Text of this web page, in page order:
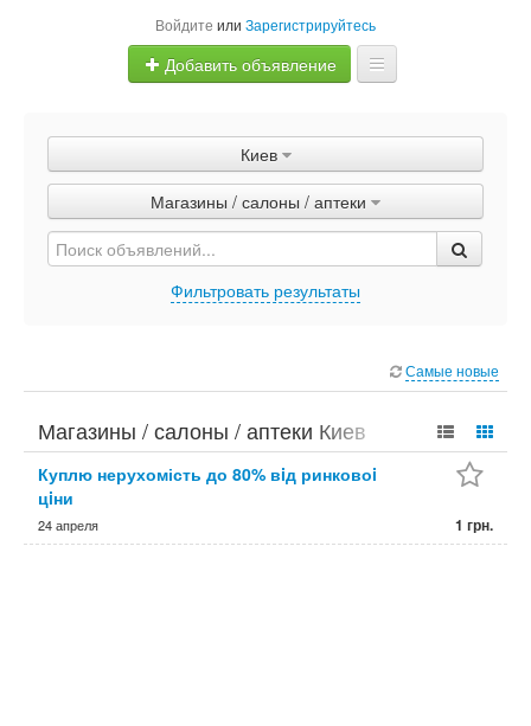
Войдите или Зарегистрируйтесь
Добавить объявление
Объявления
Быстрая продажа
Киев
Магазины / салоны / аптеки
Фильтровать результаты
Самые новые
Магазины / салоны / аптеки Киев
Куплю нерухомість до 80% вiд ринковоi
цiни
24 апреля 1 грн.